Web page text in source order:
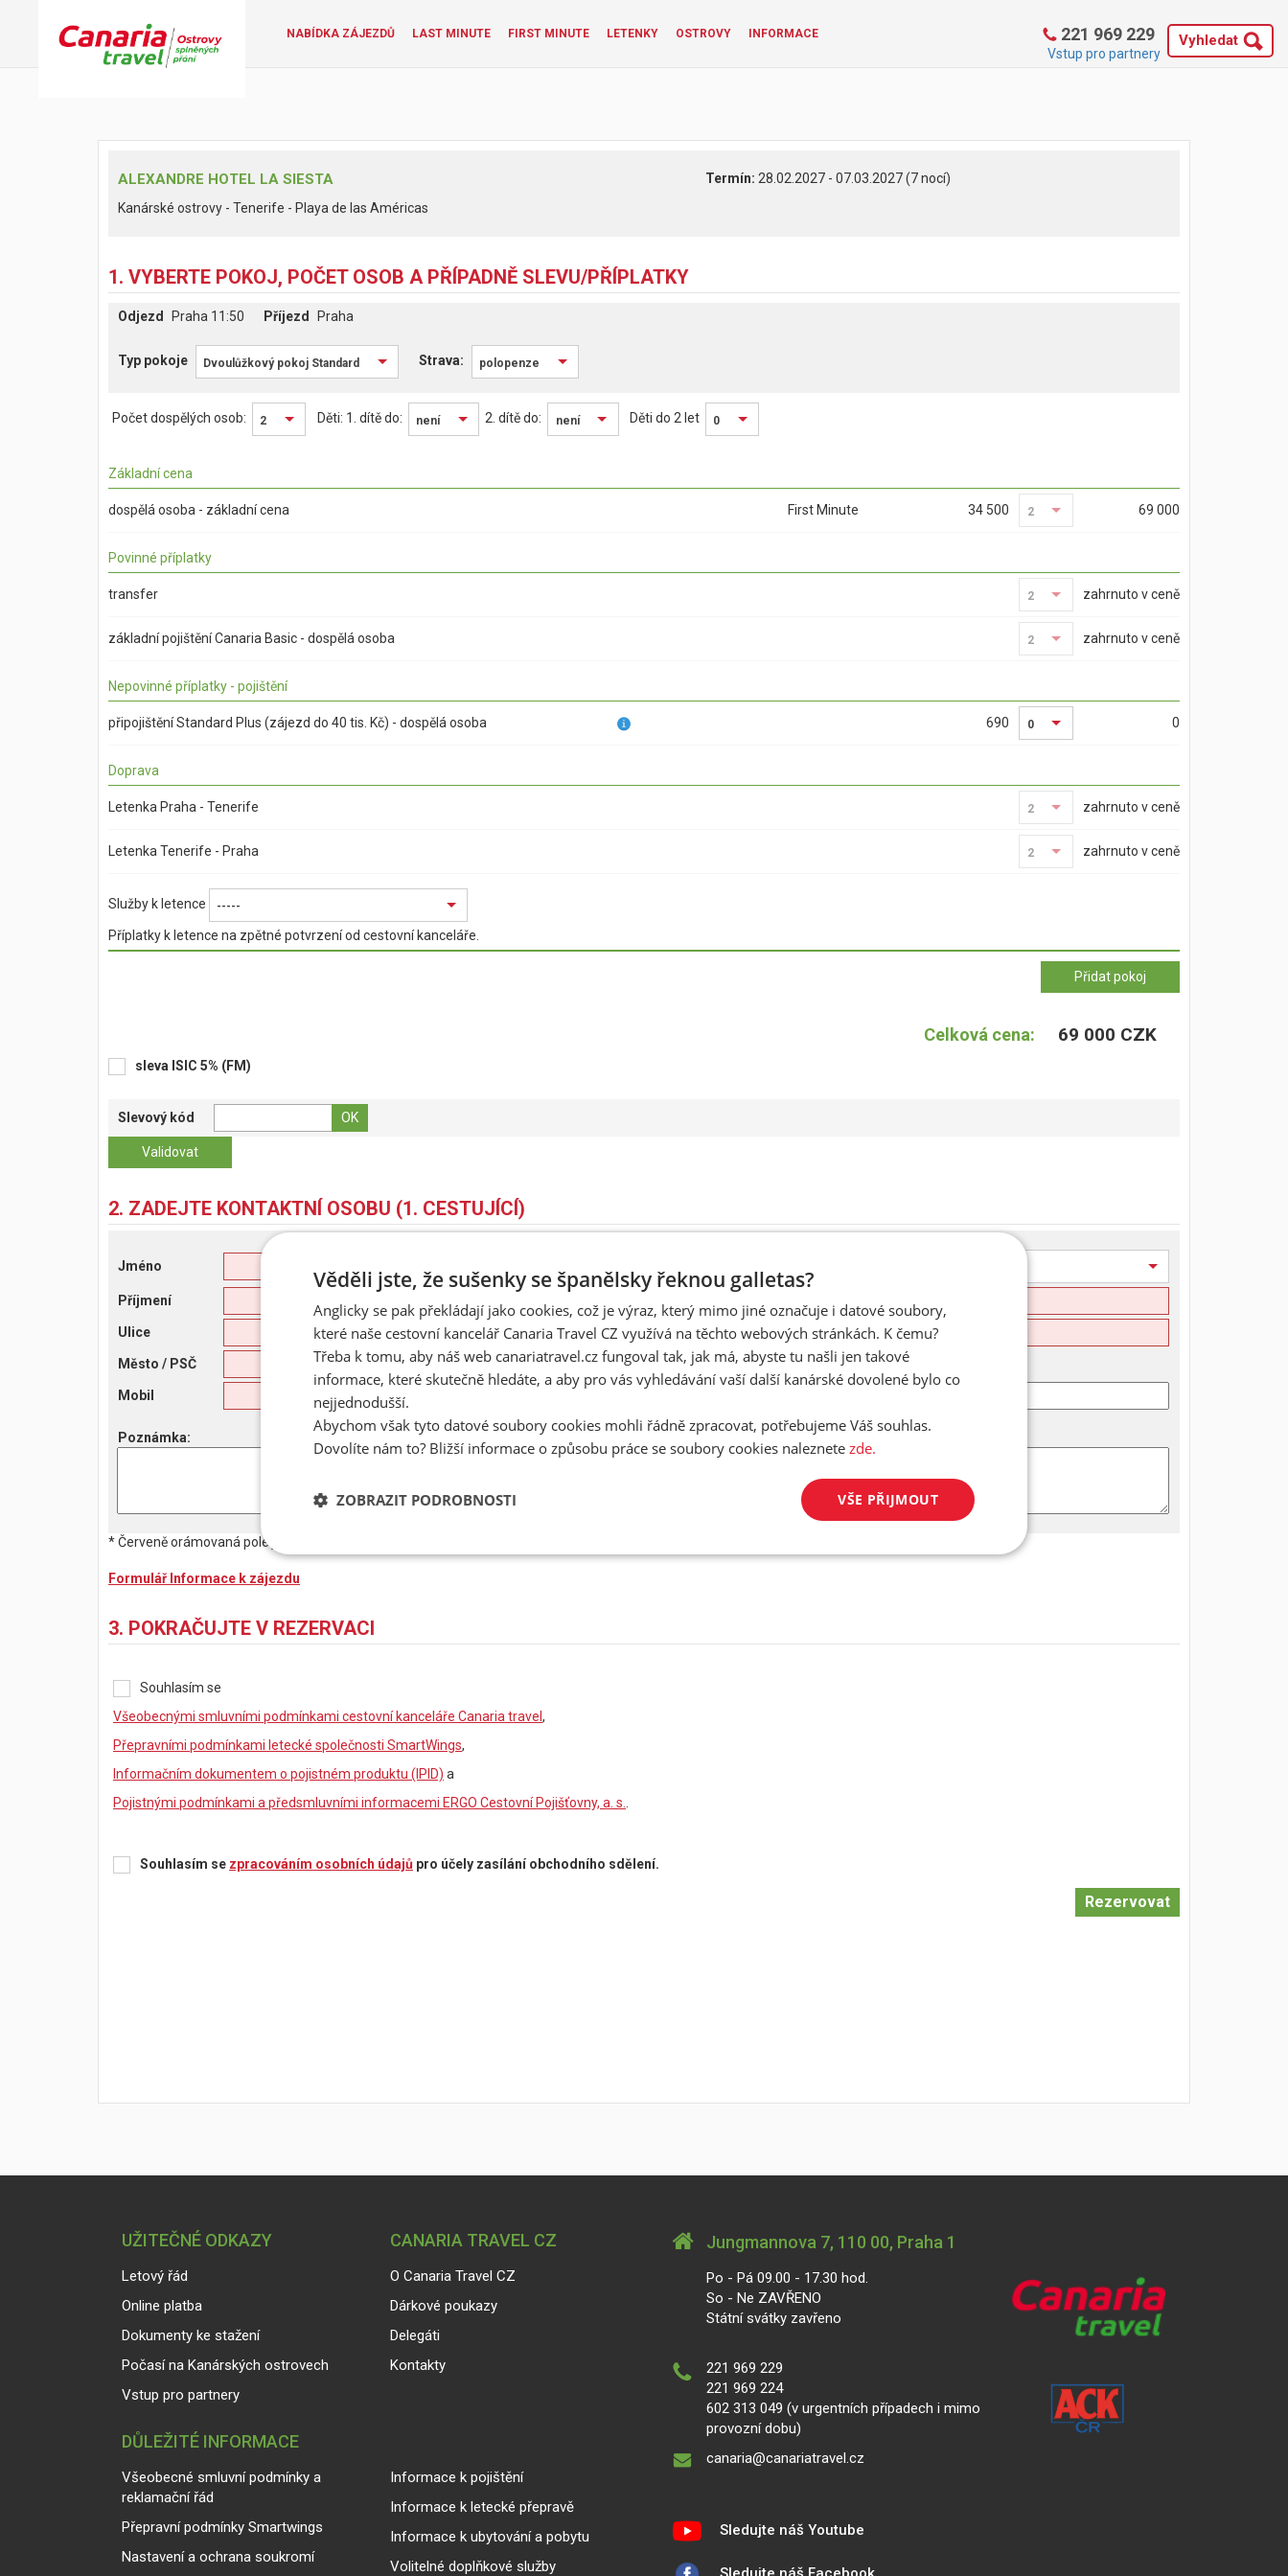
NABÍDKA ZÁJEZDŮ LAST MINUTE FIRST MINUTE LETENKY OSTROVY INFORMACE 221 969 229 Vyhledat
Vstup pro partnery
ALEXANDRE HOTEL LA SIESTA
Kanárské ostrovy - Tenerife - Playa de las Américas
Termín: 28.02.2027 - 07.03.2027 (7 nocí)
1. VYBERTE POKOJ, POČET OSOB A PŘÍPADNĚ SLEVU/PŘÍPLATKY
Odjezd Praha 11:50 Příjezd Praha
Typ pokoje Dvoulůžkový pokoj Standard polopenze
Počet dospělých osob: 2 Děti: 1. dítě do: není 2. dítě do: není Děti do 2 let 0
Základní cena
dospělá osoba - základní cena First Minute 34 500 2
2 69 000
Povinné příplatky
transfer 2
2 zahrnuto v ceně
základní pojištění Canaria Basic - dospělá osoba 2
2 zahrnuto v ceně
Nepovinné příplatky - pojištění
připojištění Standard Plus (zájezd do 40 tis. Kč) - dospělá osoba 690 0 0
Doprava
Letenka Praha - Tenerife 2
2 zahrnuto v ceně
Letenka Tenerife - Praha 2
2 zahrnuto v ceně
Služby k letence -----
Příplatky k letence na zpětné potvrzení od cestovní kanceláře.
Celková cena: 69 000 CZK
sleva ISIC 5% (FM)
Slevový kód
2. ZADEJTE KONTAKTNÍ OSOBU (1. CESTUJÍCÍ)
Jméno
Příjmení
Ulice E-Mail
Město / PSČ /
Mobil
Poznámka:
* Červeně orámovaná pole jsou povinná. Bez jejich vyplnění nelze pokračovat v rezervaci!
Formulář Informace k zájezdu
3. POKRAČUJTE V REZERVACI
Souhlasím se
Všeobecnými smluvními podmínkami cestovní kanceláře Canaria travel ,
Přepravními podmínkami letecké společnosti SmartWings,
Informačním dokumentem o pojistném produktu (IPID) a
Pojistnými podmínkami a předsmluvními informacemi ERGO Cestovní Pojišťovny, a. s.
Souhlasím se zpracováním osobních údajů pro účely zasílání obchodního sdělení.
UŽITEČNÉ ODKAZY
Letový řád
Online platba
Dokumenty ke stažení
Počasí na Kanárských ostrovech
Vstup pro partnery
CANARIA TRAVEL CZ
O Canaria Travel CZ
Dárkové poukazy
Delegáti
Kontakty
DŮLEŽITÉ INFORMACE
Všeobecné smluvní podmínky a
reklamační řád
Přepravní podmínky Smartwings
Nastavení a ochrana soukromí
Informace k pojištění
Informace k letecké přepravě
Informace k ubytování a pobytu
Volitelné doplňkové služby
Jungmannova 7, 110 00, Praha 1
Po - Pá 09.00 - 17.30 hod.
So - Ne ZAVŘENO
Státní svátky zavřeno
221 969 229
221 969 224
602 313 049 (v urgentních případech i mimo
provozní dobu)
canaria@canariatravel.cz
Sledujte náš Youtube
Věděli jste, že sušenky se španělsky řeknou galletas?
Anglicky se pak překládají jako cookies, což je výraz, který mimo jiné označuje i datové soubory,
které naše cestovní kancelář Canaria Travel CZ využívá na těchto webových stránkách. K čemu?
Třeba k tomu, aby náš web canariatravel.cz fungoval tak, jak má, abyste tu našli jen takové
informace, které skutečně hledáte, a aby pro vás vyhledávání vaší další kanárské dovolené bylo co
nejjednodušší.
Abychom však tyto datové soubory cookies mohli řádně zpracovat, potřebujeme Váš souhlas.
Dovolíte nám to? Bližší informace o způsobu práce se soubory cookies naleznete zde.
VŠE PŘIJMOUT
ZOBRAZIT PODROBNOSTI